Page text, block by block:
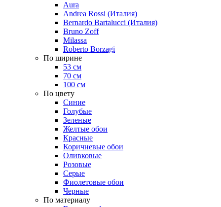
Aura
Andrea Rossi (Италия)
Bernardo Bartalucci (Италия)
Bruno Zoff
Milassa
Roberto Borzagi
По ширине
53 см
70 см
100 см
По цвету
Синие
Голубые
Зеленые
Желтые обои
Красные
Коричневые обои
Оливковые
Розовые
Серые
Фиолетовые обои
Черные
По материалу